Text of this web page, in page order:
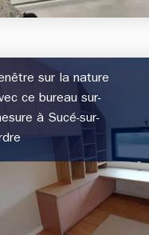
sur la nature
ce bureau sur-
à Sucé-sur-